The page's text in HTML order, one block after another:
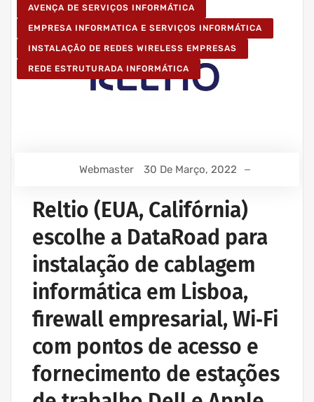
AVENÇA DE SERVIÇOS INFORMÁTICA
EMPRESA INFORMATICA E SERVIÇOS INFORMÁTICA
INSTALAÇÃO DE REDES WIRELESS EMPRESAS
REDE ESTRUTURADA INFORMÁTICA
Webmaster 30 De Março, 2022
Reltio (EUA, Califórnia)
escolhe a DataRoad para
instalação de cablagem
informática em Lisboa,
firewall empresarial, Wi‑Fi
com pontos de acesso e
fornecimento de estações